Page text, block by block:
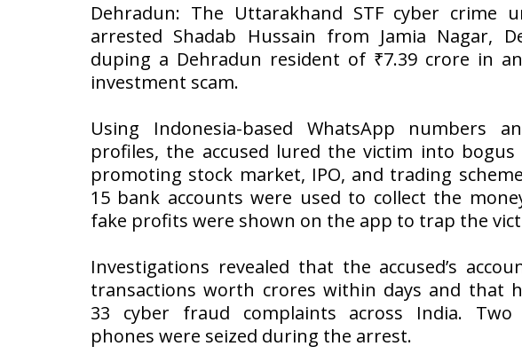
Dehradun: The Uttarakhand STF cyber crime
arrested Shadab Hussain from Jamia Nagar,
duping a Dehradun resident of ₹7.39 crore in
investment scam.
Using Indonesia-based WhatsApp numbers
profiles, the accused lured the victim into bogus
promoting stock market, IPO, and trading
15 bank accounts were used to collect the
fake profits were shown on the app to trap the
Investigations revealed that the accused’s
transactions worth crores within days and that
33 cyber fraud complaints across India. Two
phones were seized during the arrest.